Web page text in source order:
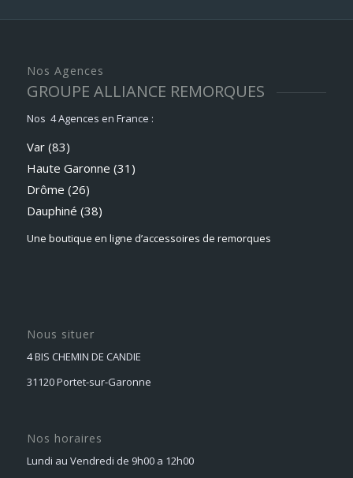
Nos Agences
GROUPE ALLIANCE REMORQUES
Nos 4 Agences en France :
Var (83)
Haute Garonne (31)
Drôme (26)
Dauphiné (38)
Une boutique en ligne d’accessoires de remorques
Nous situer
4 BIS CHEMIN DE CANDIE
31120 Portet-sur-Garonne
Nos horaires
Lundi au Vendredi de 9h00 a 12h00